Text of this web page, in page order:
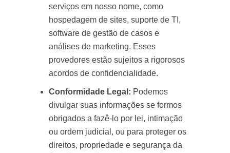
serviços em nosso nome, como
hospedagem de sites, suporte de TI,
software de gestão de casos e
análises de marketing. Esses
provedores estão sujeitos a rigorosos
acordos de confidencialidade.
Conformidade Legal: Podemos
divulgar suas informações se formos
obrigados a fazê-lo por lei, intimação
ou ordem judicial, ou para proteger os
direitos, propriedade e segurança da